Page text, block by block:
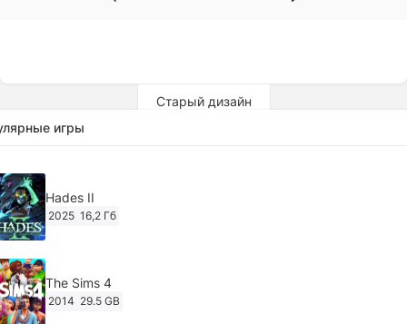
Старый дизайн
игры
Hades II
2025 16,2 Гб
The Sims 4
2014 29.5 GB